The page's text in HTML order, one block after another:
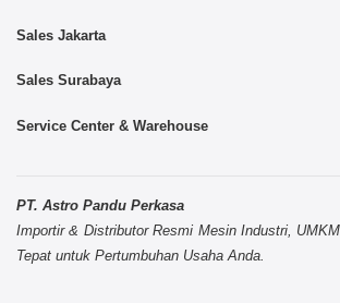
Sales Jakarta
Sales Surabaya
Service Center & Warehouse
PT. Astro Pandu Perkasa
Importir & Distributor Resmi Mesin Industri,
Tepat untuk Pertumbuhan Usaha Anda.